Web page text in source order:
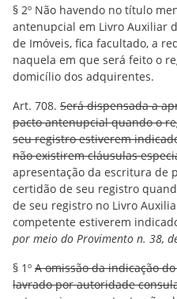
§ 2º Não havendo no título
antenupcial em Livro Auxiliar
de Imóveis, fica facultado, a
naquela em que será feito o
domicílio dos adquirentes.
Art. 708. Será dispensada a
pacto antenupcial quando o
seu registro estiverem
não existirem cláusulas
apresentação da escritura de
certidão de seu registro
de seu registro no Livro
competente estiverem
por meio do Provimento n. 38,
§ 1º A omissão da indicação
lavrado por autoridade